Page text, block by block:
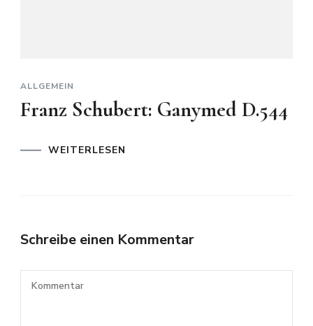
ALLGEMEIN
Franz Schubert: Ganymed D.544
WEITERLESEN
Schreibe einen Kommentar